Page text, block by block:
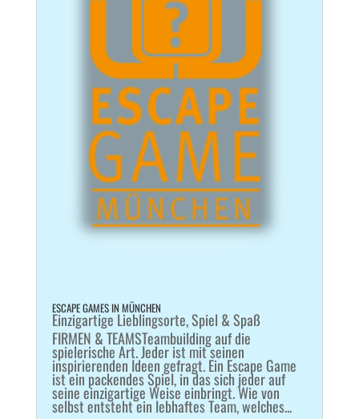
ESCAPE GAMES IN MÜNCHEN
Einzigartige Lieblingsorte,Spiel & Spaß
FIRMEN & TEAMSTeambuilding auf die
spielerische Art. Jeder ist mit seinen
inspirierenden Ideen gefragt. Ein Escape Game
ist ein packendes Spiel, in das sich jeder auf
seine einzigartige Weise einbringt. Wie von
selbst entsteht ein lebhaftes Team, welches...